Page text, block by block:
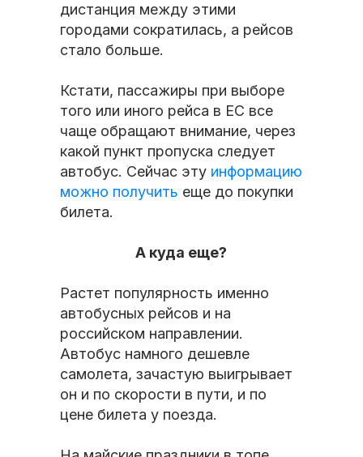
дистанция между этими
городами сократилась, а рейсов
стало больше.
Кстати, пассажиры при выборе
того или иного рейса в ЕС все
чаще обращают внимание, через
какой пункт пропуска следует
автобус. Сейчас эту информацию
можно получить еще до покупки
билета.
А куда еще?
Растет популярность именно
автобусных рейсов и на
российском направлении.
Автобус намного дешевле
самолета, зачастую выигрывает
он и по скорости в пути, и по
цене билета у поезда.